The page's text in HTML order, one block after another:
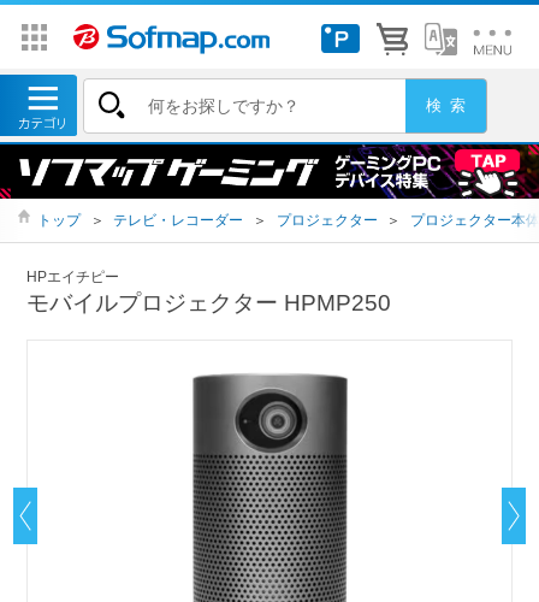
トップ ＞ テレビ・レコーダー ＞ プロジェクター ＞ プロジェクター本体
HPエイチピー
モバイルプロジェクター HPMP250